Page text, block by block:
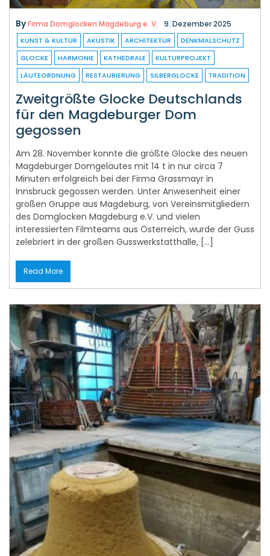
GLOCKE
HARMONIE KATHEDRALE
KULTURPROJEKT
LÄUTEORDNUNG
RESTAURIERUNG SILBERGLOCKE TRADITION
Zweitgrößte Glocke Deutschlands
für den Magdeburger Dom
gegossen
Am 28. November konnte die größte Glocke des neuen
Minuten erfolgreich bei der Firma Grassmayr in
Innsbruck gegossen werden. Unter Anwesenheit einer
großen Gruppe aus Magdeburg, von Vereinsmitgliedern
des Domglocken Magdeburg e.V. und vielen
interessierten Filmteams aus Österreich, wurde der Guss
zelebriert in der großen Gusswerkstatthalle, […]